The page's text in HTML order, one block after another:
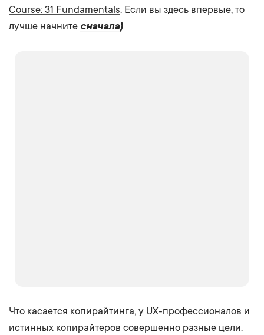
Course: 31 Fundamentals. Если вы здесь впервые, то
лучше начните сначала)
Что касается копирайтинга, у UX-профессионалов и
истинных копирайтеров совершенно разные цели.